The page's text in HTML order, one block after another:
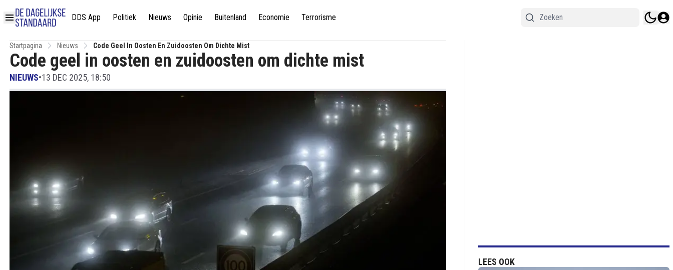
DDS App Politiek Nieuws Opinie Buitenland Economie Terrorisme
Startpagina Nieuws Code Geel In Oosten En Zuidoosten Om Dichte Mist
Code geel in oosten en zuidoosten om dichte mist
NIEUWS•13 DEC 2025, 18:50
LEES OOK